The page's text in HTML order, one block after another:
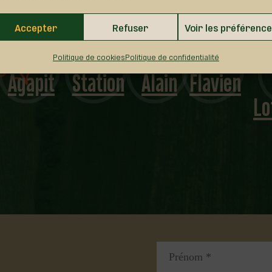
Accepter Refuser Voir les
Politique de cookiesPolitique de confidentialité
Saint-
Agapit
Laurier-
Station
Val-
Alain
Saint-
Flavien